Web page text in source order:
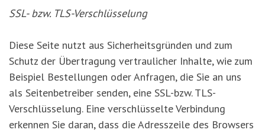
SSL- bzw. TLS-Verschlüsselung
Diese Seite nutzt aus Sicherheitsgründen und zum
Schutz der Übertragung vertraulicher Inhalte, wie zum
Beispiel Bestellungen oder Anfragen, die Sie an uns
als Seitenbetreiber senden, eine SSL-bzw. TLS-
Verschlüsselung. Eine verschlüsselte Verbindung
erkennen Sie daran, dass die Adresszeile des Browsers